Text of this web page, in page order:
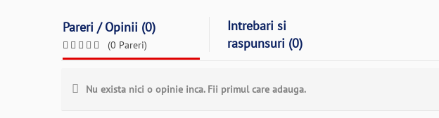
Pareri / Opinii (0)
(0 Pareri)
Intrebari si
raspunsuri (0)
Nu exista nici o opinie inca. Fii primul care adauga.